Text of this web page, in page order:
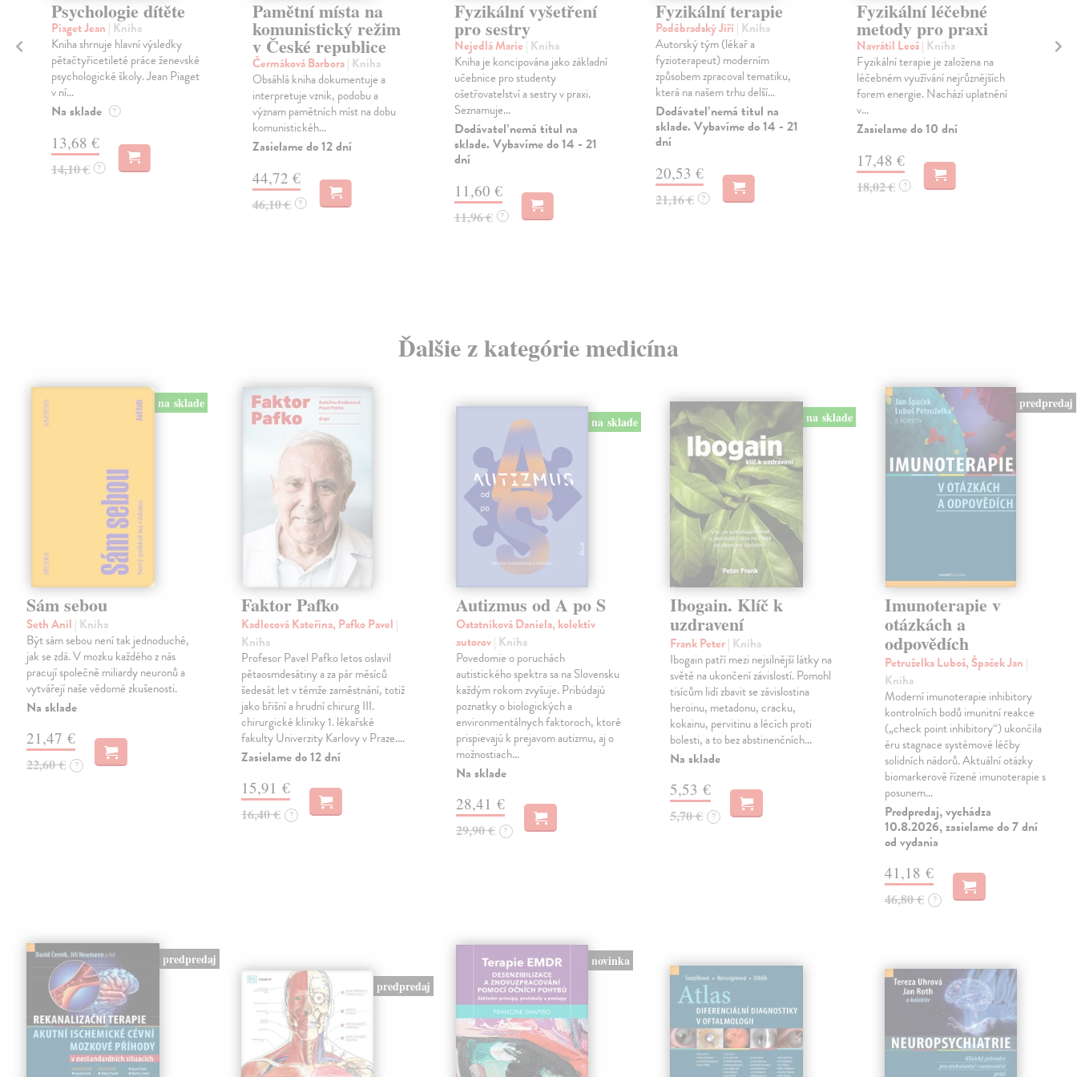
Psychologie dítěte
Piaget Jean | Kniha
Kniha shrnuje hlavní výsledky
pětačtyřicetileté práce ženevské
psychologické školy. Jean Piaget
v ní...
Na sklade ?
13,68 €
14,10 € ?
Pamětní místa na
komunistický režim
v České republice
Čermáková Barbora| Kniha
Obsáhlá kniha dokumentuje a
interpretuje vznik, podobu a
význam pamětních míst na dobu
komunistickéh...
Zasielame do 12 dní
44,72 €
46,10 € ?
Fyzikální vyšetření
pro sestry
Nejedlá Marie | Kniha
Kniha je koncipována jako základní
učebnice pro studenty
ošetřovatelství a sestry v praxi.
Seznamuje...
Dodávateľ nemá titul na
sklade. Vybavíme do 14 - 21
dní
11,60 €
11,96 € ?
Fyzikální terapie
Poděbradský Jiří | Kniha
Autorský tým (lékař a
fyzioterapeut) moderním
způsobem zpracoval tematiku,
která na našem trhu delší...
Dodávateľ nemá titul na
sklade. Vybavíme do 14 - 21
dní
20,53 €
21,16 € ?
Fyzikální léčebné
metody pro praxi
Navrátil Leoš| Kniha
Fyzikální terapie je založena na
léčebném využívání nejrůznějších
forem energie. Nachází uplatnění
v...
Zasielame do 10 dní
17,48 €
18,02 € ?
Ďalšie z kategórie medicína
na sklade
Sám sebou
Seth Anil | Kniha
Být sám sebou není tak jednoduché,
jak se zdá. V mozku každého z nás
pracují společně miliardy neuronů a
vytvářejí naše vědomé zkušenosti.
Na sklade
21,47 €
22,60 € ?
Faktor Pafko
Kadlecová Kateřina, Pafko Pavel |
Kniha
Profesor Pavel Pafko letos oslavil
pětaosmdesátiny a za pár měsíců
šedesát let v témže zaměstnání, totiž
jako břišní a hrudní chirurg III.
chirurgické kliniky 1. lékařské
fakulty Univerzity Karlovy v Praze.…
Zasielame do 12 dní
15,91 €
16,40 € ?
na sklade
Autizmus od A po S
Ostatníková Daniela, kolektív
autorov| Kniha
Povedomie o poruchách
autistického spektra sa na Slovensku
každým rokom zvyšuje. Pribúdajú
poznatky o biologických a
environmentálnych faktoroch, ktoré
prispievajú k prejavom autizmu, aj o
možnostiach…
Na sklade
28,41 €
29,90 € ?
na sklade
Ibogain. Klíč k
uzdravení
Frank Peter| Kniha
Ibogain patří mezi nejsilnější látky na
světě na ukončení závislostí. Pomohl
tisícům lidí zbavit se závislostina
heroinu, metadonu, cracku,
kokainu, pervitinu a lécích proti
bolesti, a to bez abstinenčních…
Na sklade
5,53 €
5,70 € ?
predpredaj
Imunoterapie v
otázkách a
odpovědích
Petruželka Luboš, Špaček Jan |
Kniha
Moderní imunoterapie inhibitory
kontrolních bodů imunitní reakce
(„check point inhibitory“) ukončila
éru stagnace systémové léčby
solidních nádorů. Aktuální otázky
biomarkerově řízené imunoterapie s
posunem…
Predpredaj, vychádza
10.8.2026, zasielame do 7 dní
od vydania
41,18 €
46,80 € ?
predpredaj
predpredaj
novinka